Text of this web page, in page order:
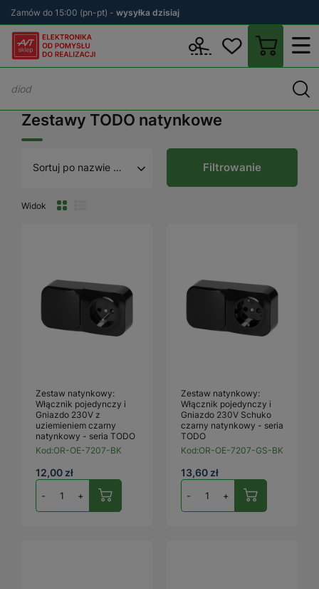
Zamów do 15:00 (pn-pt) - wysyłka dzisiaj
TODO
Zestawy TODO natynkowe
Sortuj po nazwie A - Z
Widok
Filtrowanie
Zestaw natynkowy:
Włącznik pojedynczy i
Gniazdo 230V z
uziemieniem czarny
natynkowy - seria TODO
Kod:OR-OE-7207-BK
12,00 zł
- +
Zestaw natynkowy:
Włącznik pojedynczy i
Gniazdo 230V Schuko
czarny natynkowy - seria
TODO
Kod:OR-OE-7207-GS-BK
13,60 zł
- +